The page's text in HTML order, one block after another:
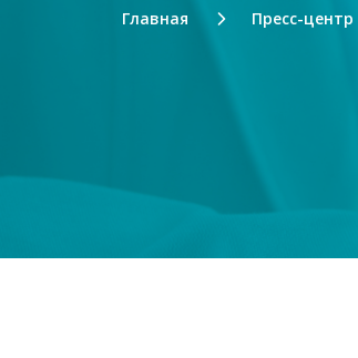
Главная Пресс-центр